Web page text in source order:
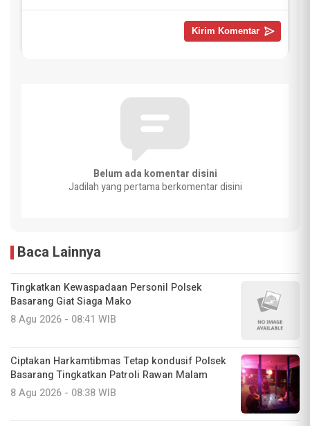
Belum ada komentar disini
Jadilah yang pertama berkomentar disini
Baca Lainnya
Tingkatkan Kewaspadaan Personil Polsek
Basarang Giat Siaga Mako
8 Agu 2026 - 08:41 WIB
Ciptakan Harkamtibmas Tetap kondusif Polsek
Basarang Tingkatkan Patroli Rawan Malam
8 Agu 2026 - 08:38 WIB